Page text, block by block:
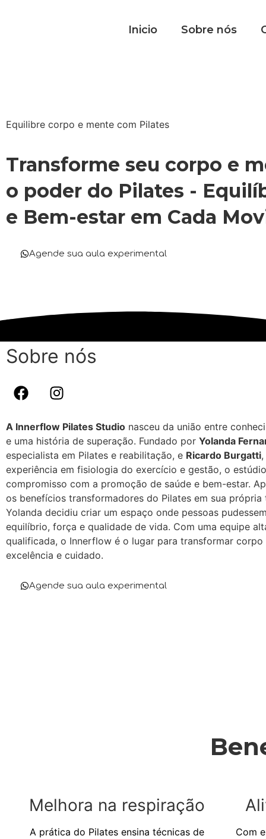
Inicio Sobre nós
Equilibre corpo e mente com Pilates
Transforme seu corpo e
o poder do Pilates -
e Bem-estar em Cada
Agende sua aula experimental
Sobre nós
A Innerflow Pilates Studio nasceu da união entre
e uma história de superação. Fundado por Yolanda
especialista em Pilates e reabilitação, e Ricardo Burgatti
experiência em fisiologia do exercício e gestão, o
compromisso com a promoção de saúde e bem-estar.
os benefícios transformadores do Pilates em sua própria
Yolanda decidiu criar um espaço onde pessoas
equilíbrio, força e qualidade de vida. Com uma equipe
qualificada, o Innerflow é o lugar para transformar corpo
excelência e cuidado.
Agende sua aula experimental
Melhora na respiração
A prática do Pilates ensina técnicas de
Com